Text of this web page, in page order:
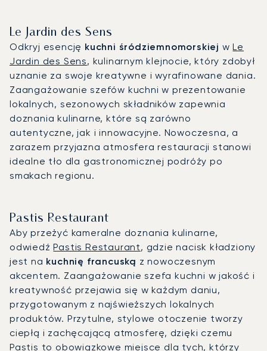
Le Jardin des Sens
Odkryj esencję kuchni śródziemnomorskiej wLe
Jardin des Sens, kulinarnym klejnocie, który zdobył
uznanie za swoje kreatywne i wyrafinowane dania.
Zaangażowanie szefów kuchni w prezentowanie
lokalnych, sezonowych składników zapewnia
doznania kulinarne, które są zarówno
autentyczne, jak i innowacyjne. Nowoczesna, a
zarazem przyjazna atmosfera restauracji stanowi
idealne tło dla gastronomicznej podróży po
smakach regionu.
Pastis Restaurant
Aby przeżyć kameralne doznania kulinarne,
odwiedźPastis Restaurant, gdzie nacisk kładziony
jest na kuchnię francuską z nowoczesnym
akcentem. Zaangażowanie szefa kuchni w jakość i
kreatywność przejawia się w każdym daniu,
przygotowanym z najświeższych lokalnych
produktów. Przytulne, stylowe otoczenie tworzy
ciepłą i zachęcającą atmosferę, dzięki czemu
Pastis to obowiązkowe miejsce dla tych, którzy